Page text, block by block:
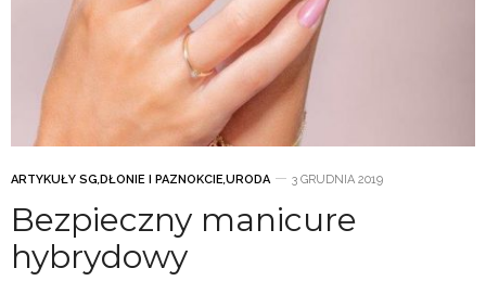
ARTYKUŁY SG,DŁONIE I PAZNOKCIE,URODA 3 GRUDNIA 2019
Bezpieczny manicure
hybrydowy